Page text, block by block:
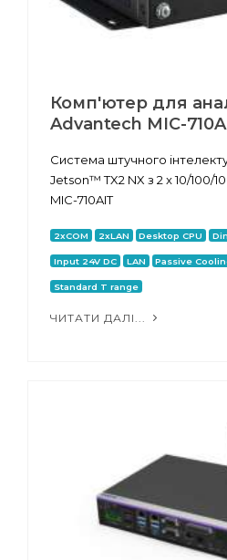
Комп'ютер для
Advantech MIC-
Система штучного
Jetson™ TX2 NX з 2 x 10/100/
MIC-710AIT
2xCOM 2xLAN Desktop CPU
Input 24V DC LAN Passive
Standard T range
ЧИТАТИ ДАЛІ...